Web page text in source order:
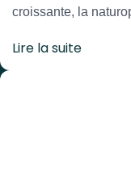
croissante, la
Lire la suite